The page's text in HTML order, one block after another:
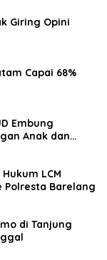
Giring Opini
Capai 68%
Embung
Anak dan
LCM
Polresta Barelang
di Tanjung